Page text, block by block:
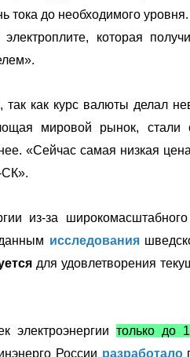
тока до необходимого уровня.
которая
как курс валюты делал
мировой рынок, стали
«Сейчас самая низкая
из-за
исследования
для удовлетворения
электроэнергии только до
России разработало